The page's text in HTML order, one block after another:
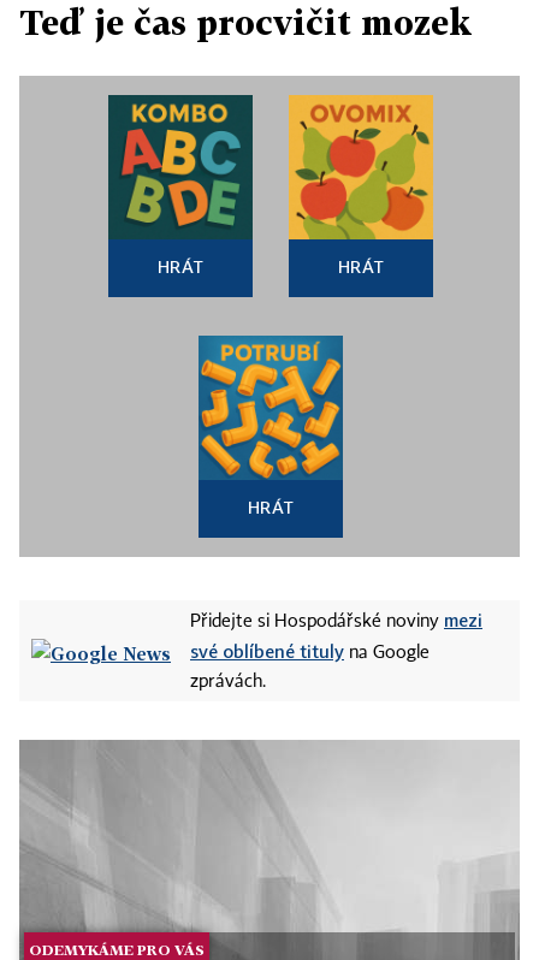
Teď je čas procvičit mozek
HRÁT HRÁT
HRÁT
Přidejte si Hospodářské noviny mezi
své oblíbené tituly na Google
zprávách.
ODEMYKÁME PRO VÁS